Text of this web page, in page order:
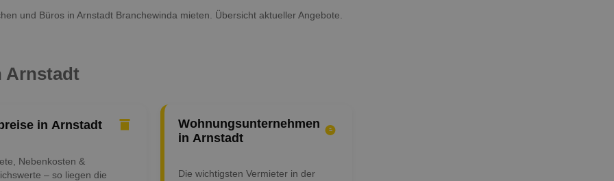
und Büros in Arnstadt Branchewinda mieten. Übersicht aktueller Angebote.
Arnstadt
in Arnstadt
Nebenkosten &
– so liegen die
Wohnungsunternehmen
in Arnstadt
Die wichtigsten Vermieter in der